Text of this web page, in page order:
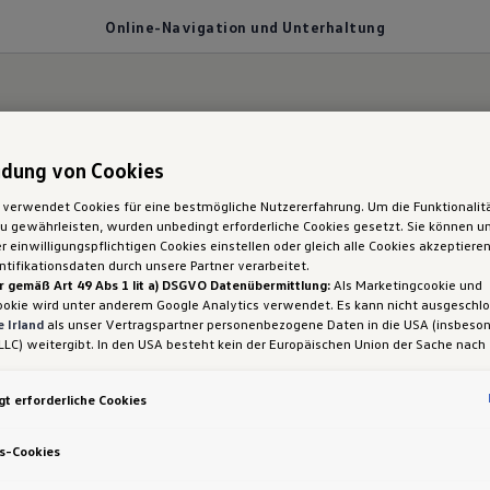
Online-Navigation und Unterhaltung
informiert.
Online-
Unterhaltung
von Cookies
verwendet Cookies für eine bestmögliche Nutzererfahrung. Um die
gewährleisten, wurden unbedingt erforderliche Cookies gesetzt. Sie können
einwilligungspflichtigen Cookies einstellen oder gleich alle Cookies
durch unsere Partner verarbeitet.
gemäß Art 49 Abs 1 lit a) DSGVO Datenübermittlung:Als Marketingcookie und
wird unter anderem Google Analytics verwendet. Es kann nicht
Irland als unser Vertragspartner personenbezogene Daten in die USA
weitergibt. In den USA besteht kein der Europäischen Union der Sache nach
durchsetzen können, in den USA keine Datenschutzgrundsätze bestehen,
können, wobei Eingriffe in Ihre persönlichen Rechte und Freiheiten nicht
beschränkt sind.
erforderliche Cookies
Cookies